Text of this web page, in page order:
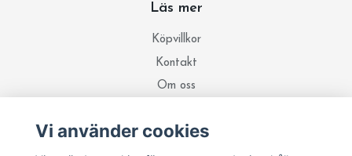
Läs mer
Köpvillkor
Kontakt
Om oss
Ricummi
Vi använder cookies